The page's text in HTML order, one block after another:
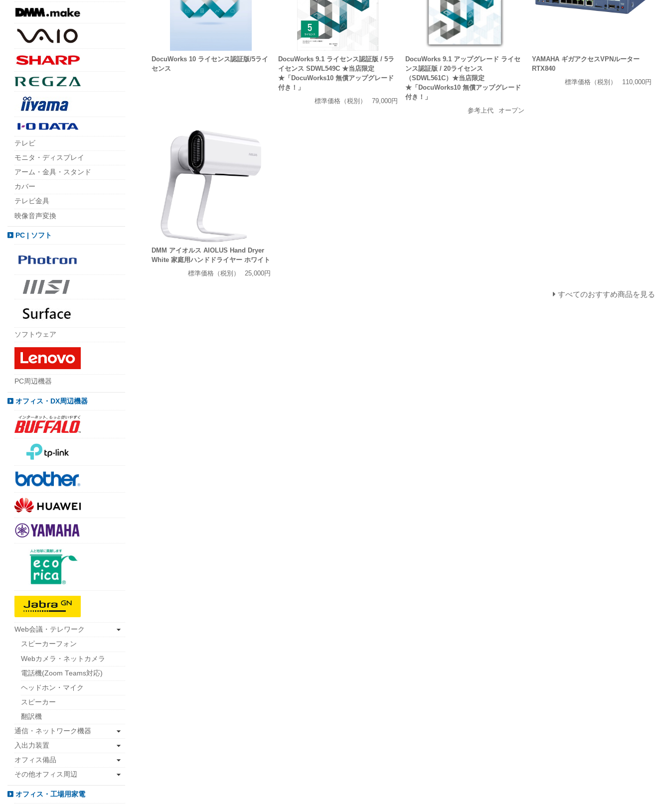
DocuWorks 10 ライセンス認証版/5ライ
センス
DocuWorks 9.1 ライセンス認証版 / 5ラ
イセンス SDWL549C ★当店限定
★「DocuWorks10 無償アップグレード
付き！」
標準価格（税別）
79,000円
DocuWorks 9.1 アップグレード ライセ
ンス認証版 / 20ライセンス
（SDWL561C）★当店限定
★「DocuWorks10 無償アップグレード
付き！」
参考上代
オープン
YAMAHA ギガアクセスVPNルーター
RTX840
標準価格（税別）
110,000円
DMM アイオルス AIOLUS Hand Dryer
White 家庭用ハンドドライヤー ホワイト
標準価格（税別）
25,000円
すべてのおすすめ商品を見る
テレビ
モニタ・ディスプレイ
アーム・金具・スタンド
カバー
テレビ金具
映像音声変換
PC | ソフト
ソフトウェア
PC周辺機器
オフィス・DX周辺機器
Web会議・テレワーク
スピーカーフォン
Webカメラ・ネットカメラ
電話機(Zoom Teams対応)
ヘッドホン・マイク
スピーカー
翻訳機
通信・ネットワーク機器
入出力装置
オフィス備品
その他オフィス周辺
オフィス・工場用家電